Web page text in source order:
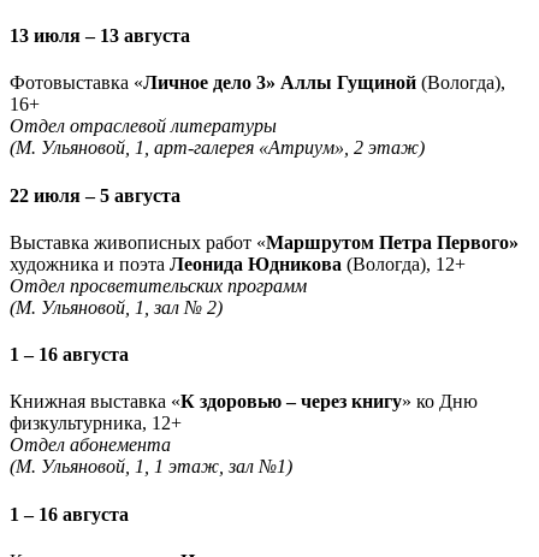
13 июля – 13 августа
Фотовыставка «Личное дело 3» Аллы Гущиной (Вологда),
16+
Отдел отраслевой литературы
(М. Ульяновой, 1, арт-галерея «Атриум», 2 этаж)
22 июля – 5 августа
Выставка живописных работ «Маршрутом Петра Первого»
художника и поэта Леонида Юдникова (Вологда), 12+
Отдел просветительских программ
(М. Ульяновой, 1, зал № 2)
1 – 16 августа
Книжная выставка «К здоровью – через книгу» ко Дню
физкультурника, 12+
Отдел абонемента
(М. Ульяновой, 1, 1 этаж, зал №1)
1 – 16 августа